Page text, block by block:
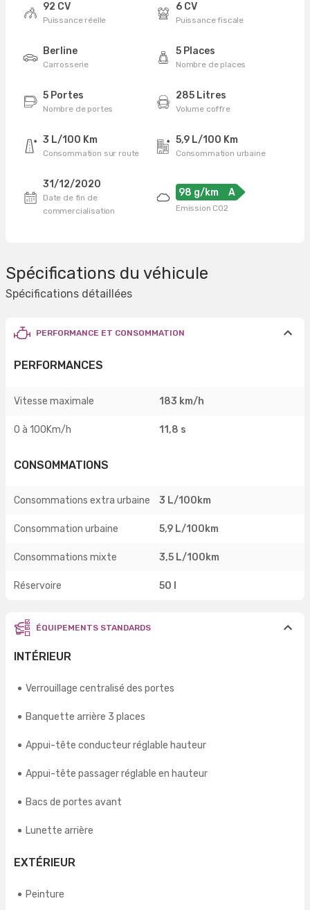
92 CV
Puissance réelle
6 CV
Puissance fiscale
Berline
Carrosserie
5 Places
Nombre de places
5 Portes
Nombre de portes
285 Litres
Volume coffre
3 L/100 Km
Consommation sur route
5,9 L/100 Km
Consommation urbaine
31/12/2020
Date de fin de
commercialisation
98 g/km A
Emission CO2
Spécifications du véhicule
Spécifications détaillées
PERFORMANCE ET CONSOMMATION
PERFORMANCES
Vitesse maximale 183 km/h
0 à 100Km/h 11,8 s
CONSOMMATIONS
Consommations extra urbaine 3 L/100km
Consommation urbaine 5,9 L/100km
Consommations mixte 3,5 L/100km
Réservoire 50 l
ÉQUIPEMENTS STANDARDS
INTÉRIEUR
Verrouillage centralisé des portes
Banquette arrière 3 places
Appui-tête conducteur réglable hauteur
Appui-tête passager réglable en hauteur
Bacs de portes avant
Lunette arrière
EXTÉRIEUR
Peinture